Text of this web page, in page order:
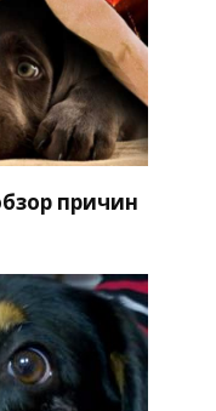
причин